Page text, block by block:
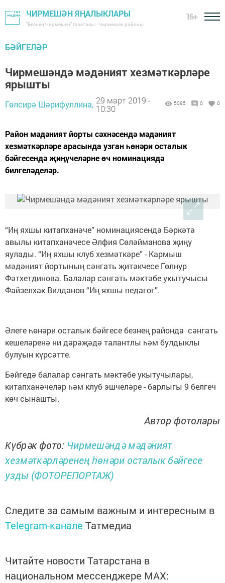
ЧИРМЕШӘН ЯҢАЛЫКЛАРЫ
"Безнең Чирмешән" газетасы - Чирмешән районы
16+
БӘЙГЕЛӘР
Чирмешәндә мәдәният хезмәткәрләре
ярышты
Гөлсирә Шәрифуллина, 29 март 2019 -
10:30
5085 0 0
Район мәдәният йорты сәхнәсендә мәдәният
хезмәткәрләре арасында узган һөнәри осталык
бәйгесендә җиңүчеләрне өч номинациядә
билгеләделәр.
“Иң яхшы китапханәче” номинациясендә Бәркәтә
авылы китапханәчесе Әлфия Сөләйманова җиңү
яулады. “Иң яхшы клуб хезмәткәре” - Кармыш
мәдәният йортының сәнгать җитәкчесе Гөлнур
Фәтхетдинова. Балалар сәнгать мәктәбе укытучысы
Файзелхак Вилданов “Иң яхшы педагог”.
Әлеге һөнәри осталык бәйгесе безнең районда сәнгать
кешеләренә ни дәрәҗәдә талантлы һәм булдыклы
булуын күрсәтте.
Бәйгедә балалар сәнгать мәктәбе укытучылары,
китапханәчеләр һәм клуб эшчеләре - барлыгы 9 белгеч
көч сынашты.
Автор фотолары
Күбрәк фото: Чирмешәндә мәдәният
хезмәткәрләренең һөнәри осталык бәйгесе
узды (ФОТОРЕПОРТАЖ)
Следите за самым важным и интересным в
Telegram-канале Татмедиа
Читайте новости Татарстана в
национальном мессенджере MАХ: